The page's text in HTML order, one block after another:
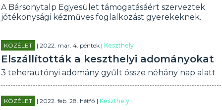
A Bársonytalp Egyesület támogatásáért szerveztek
jótékonysági kézműves foglalkozást gyerekeknek.
KÖZÉLET | 2022. már. 4. péntek |Keszthely
Elszállították a keszthelyi adományokat
3 teherautónyi adomány gyűlt össze néhány nap alatt
KÖZÉLET | 2022. feb. 28. hétfő |Keszthely